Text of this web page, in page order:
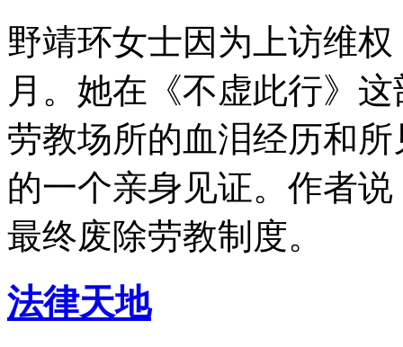
野靖环女士因为上访维
月。她在《不虚此行》
劳教场所的血泪经历和
的一个亲身见证。作者
最终废除劳教制度。
法律天地